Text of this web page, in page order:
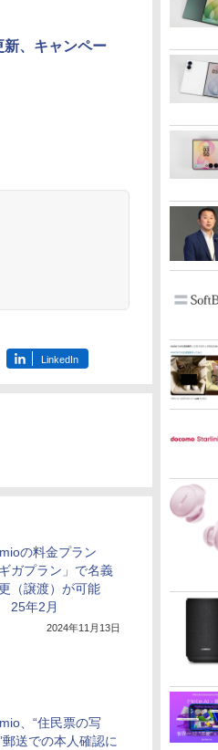
新、キャンペー
LinkedIn
の料金プラン
ギガプラン」で名義
（譲渡）が可能
25年2月
2024年11月13日
、“住民票の写
郵送での本人確認に